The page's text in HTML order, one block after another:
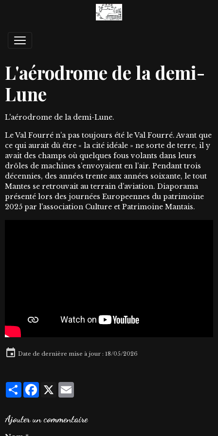
L'aérodrome de la demi-
Lune
L'aérodrome de la demi-Lune.
Le Val Fourré n’a pas toujours été le Val Fourré. Avant que
ce qui aurait dû être « la cité idéale » ne sorte de terre, il y
avait des champs où quelques fous volants dans leurs
drôles de machines s’envoyaient en l’air. Pendant trois
décennies, des années trente aux années soixante, le tout
Mantes se retrouvait au terrain d’aviation. Diaporama
présenté lors des journées Europeennes du patrimoine
2025 par l'association Culture et Patrimoine Mantais.
Date de dernière mise à jour : 18/05/2026
PartagerFacebook
X
Ajouter un commentaire